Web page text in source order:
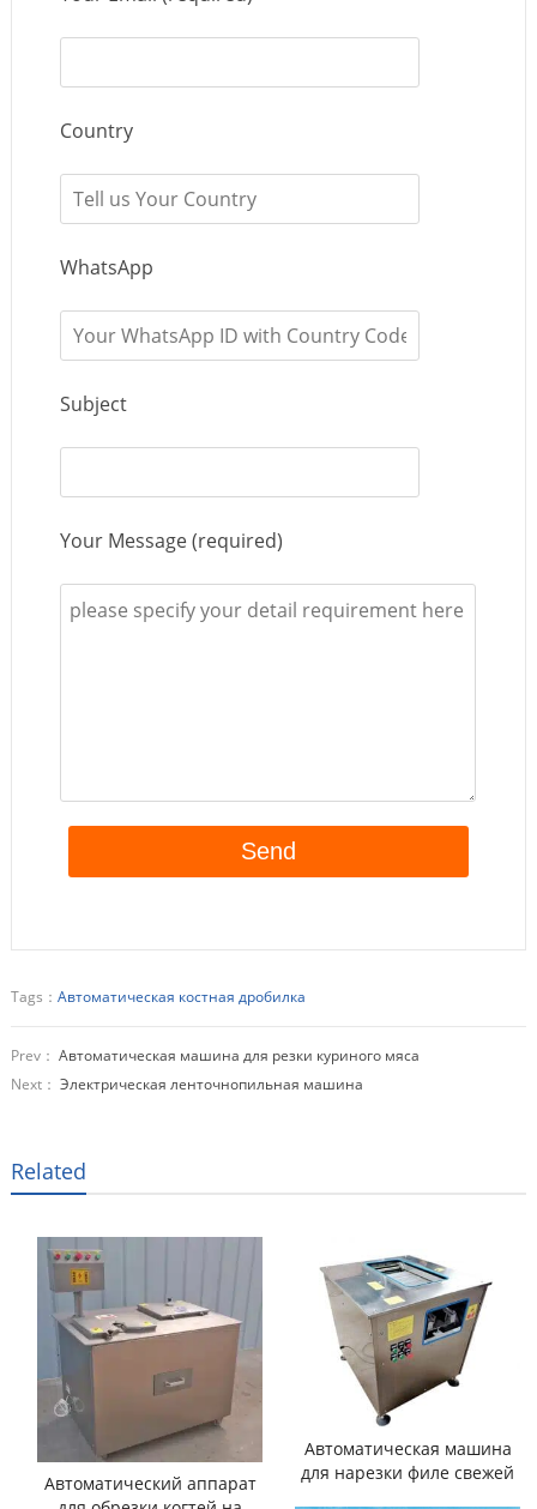
Country
WhatsApp
Subject
Your Message (required)
Tags： Автоматическая костная дробилка
Prev： Автоматическая машина для резки куриного мяса
Next： Электрическая ленточнопильная машина
Related
Автоматический аппарат
Автоматическая машина
для нарезки филе свежей